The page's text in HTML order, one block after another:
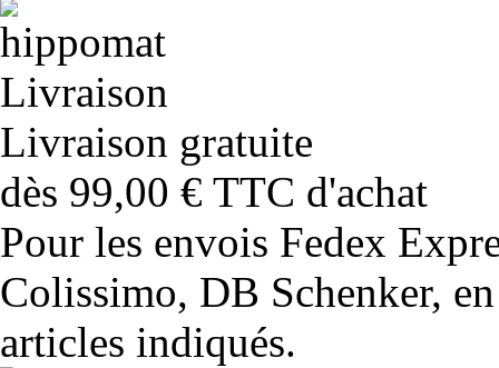
Livraison gratuite
dès 99,00 € TTC d'achat
Pour les envois Fedex
Colissimo, DB Schenker,
articles indiqués.